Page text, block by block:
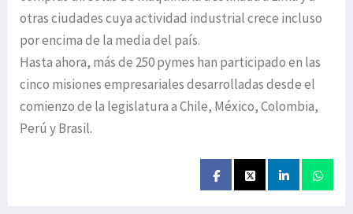
otras ciudades cuya actividad industrial crece incluso
por encima de la media del país.
Hasta ahora, más de 250 pymes han participado en las
cinco misiones empresariales desarrolladas desde el
comienzo de la legislatura a Chile, México, Colombia,
Perú y Brasil.